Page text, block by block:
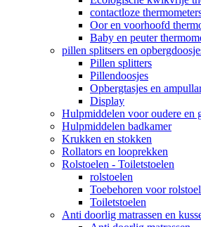
contactloze
Oor en voorhoofd
Baby en peuter
pillen splitsers en
Pillen splitters
Pillendoosjes
Opbergtasjes en
Display
Hulpmiddelen voor oudere en
Hulpmiddelen badkamer
Krukken en stokken
Rollators en looprekken
Rolstoelen - Toiletstoelen
rolstoelen
Toebehoren voor
Toiletstoelen
Anti doorlig matrassen en